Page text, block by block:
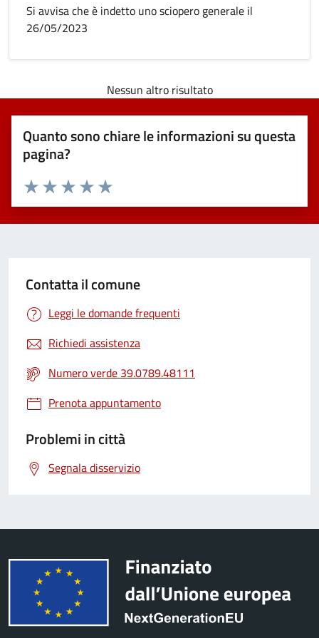
Si avvisa che è indetto uno sciopero generale il
26/05/2023
Nessun altro risultato
Quanto sono chiare le informazioni su questa
pagina?
Valuta 5 stelle su 5
Valuta 4 stelle su 5
Valuta 3 stelle su 5
Valuta 2 stelle su 5
Valuta 1 stelle su 5
Contatta il comune
Leggi le domande frequenti
Richiedi assistenza
Numero verde 39.0789.48111
Prenota appuntamento
Problemi in città
Segnala disservizio